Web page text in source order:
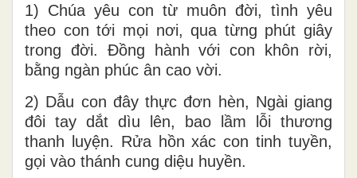
1) Chúa yêu con từ muôn đời, tình yêu
theo con tới mọi nơi, qua từng phút giây
trong đời. Đồng hành với con khôn rời,
bằng ngàn phúc ân cao vời.
2) Dẫu con đây thực đơn hèn, Ngài giang
đôi tay dắt dìu lên, bao lầm lỗi thương
thanh luyện. Rửa hồn xác con tinh tuyền,
gọi vào thánh cung diệu huyền.